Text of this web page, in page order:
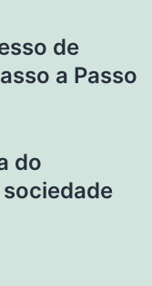
de
a Passo
do